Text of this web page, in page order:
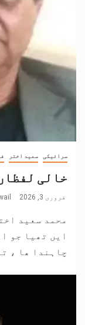
سرائیکی سعید اختر
خالی
فروری 3, 2026
محمد سعید
ایں تھیا جو
چاہندا ھا ،